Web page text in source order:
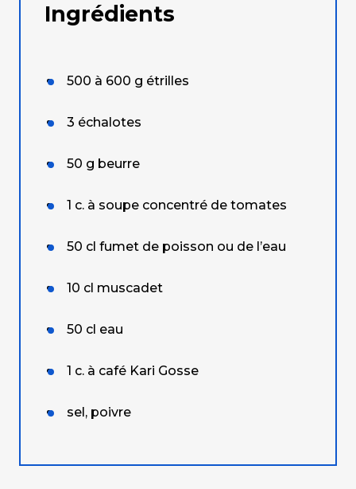
Ingrédients
500 à 600 g étrilles
3 échalotes
50 g beurre
1 c. à soupe concentré de tomates
50 cl fumet de poisson ou de l’eau
10 cl muscadet
50 cl eau
1 c. à café Kari Gosse
sel, poivre